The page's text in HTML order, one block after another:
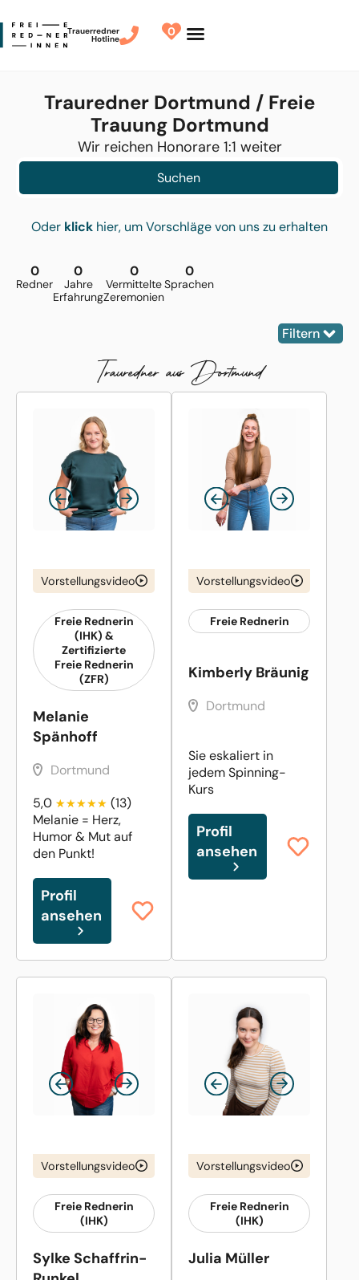
Trauerredner
Hotline
0
Trauredner Dortmund / Freie
Trauung Dortmund
Wir reichen Honorare 1:1 weiter
Suchen
Oder klick hier, um Vorschläge von uns zu erhalten
Redner
0
Jahre
Erfahrung
0
Vermittelte
Zeremonien
0
Sprachen
0
Filtern
Trauredner aus Dortmund
Vorstellungsvideo
Freie Rednerin
(IHK) &
Zertifizierte
Freie Rednerin
(ZFR)
Melanie
Spänhoff
Dortmund
5,0
(13)
Melanie = Herz,
Humor & Mut auf
den Punkt!
Profil
ansehen
Vorstellungsvideo
Freie Rednerin
Kimberly Bräunig
Dortmund
Sie eskaliert in
jedem Spinning-
Kurs
Profil
ansehen
Vorstellungsvideo
Freie Rednerin
(IHK)
Sylke Schaffrin-
Vorstellungsvideo
Freie Rednerin
(IHK)
Julia Müller